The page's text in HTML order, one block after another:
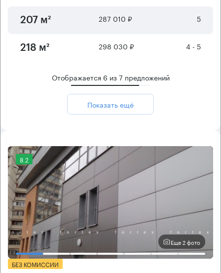
207 м² 287 010 ₽ 5
218 м² 298 030 ₽ 4 - 5
Отображается 6 из7 предложений
Показать ещё
8.2
Еще 2 фото
БЕЗ КОМИССИИ